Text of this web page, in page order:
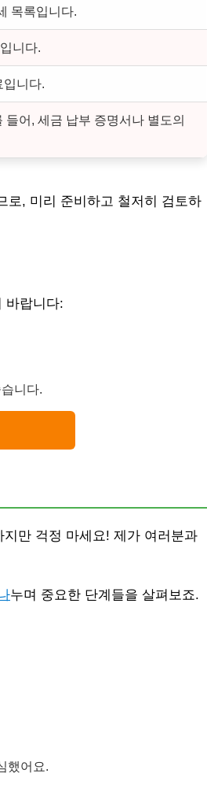
목록입니다.
니다.
입니다.
어, 세금 납부 증명서나 별도의
로, 미리 준비하고 철저히 검토하
바랍니다:
니다.
만 걱정 마세요! 제가 여러분과
누며 중요한 단계들을 살펴보죠.
했어요.